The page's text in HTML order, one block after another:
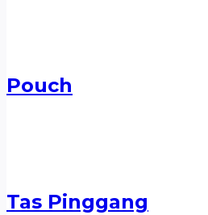
Pouch
Tas Pinggang